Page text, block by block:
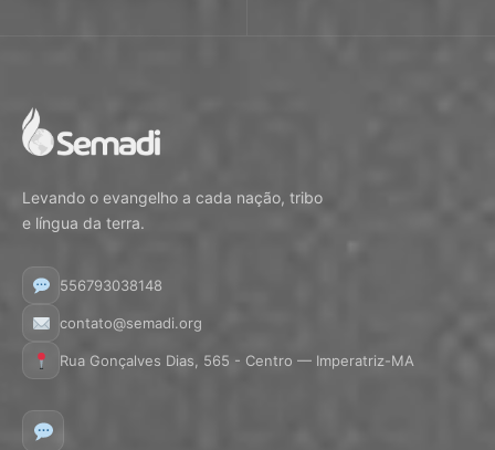
Levando o evangelho a cada nação, tribo
e língua da terra.
556793038148
contato@semadi.org
Rua Gonçalves Dias, 565 - Centro — Imperatriz-MA